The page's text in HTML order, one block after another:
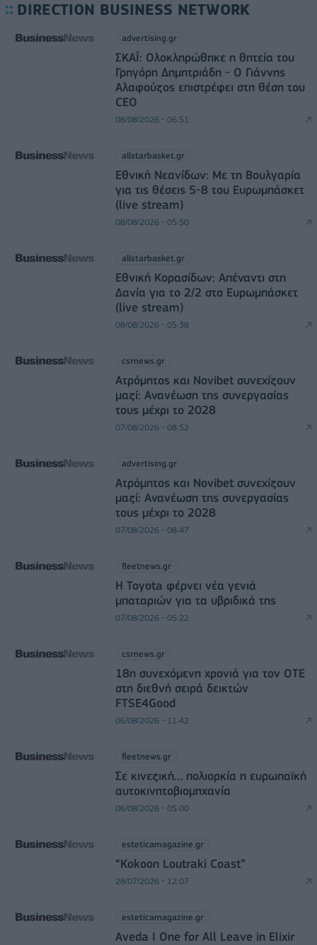
DIRECTION BUSINESS NETWORK
advertising.gr
ΣΚΑΪ: Ολοκληρώθηκε η θητεία του
Γρηγόρη Δημητριάδη - Ο Γιάννης
Αλαφούζος επιστρέφει στη θέση του
CEO
08/08/2026 - 06:51
allstarbasket.gr
Εθνική Νεανίδων: Με τη Βουλγαρία
για τις θέσεις 5-8 του Ευρωμπάσκετ
(live stream)
08/08/2026 - 05:50
allstarbasket.gr
Εθνική Κορασίδων: Απέναντι στη
Δανία για το 2/2 στο Ευρωμπάσκετ
(live stream)
08/08/2026 - 05:38
csrnews.gr
Ατρόμητος και Novibet συνεχίζουν
μαζί: Ανανέωση της συνεργασίας
τους μέχρι το 2028
07/08/2026 - 08:52
advertising.gr
Ατρόμητος και Novibet συνεχίζουν
μαζί: Ανανέωση της συνεργασίας
τους μέχρι το 2028
07/08/2026 - 08:47
fleetnews.gr
Η Toyota φέρνει νέα γενιά
μπαταριών για τα υβριδικά της
07/08/2026 - 05:22
csrnews.gr
18η συνεχόμενη χρονιά για τον ΟΤΕ
στη διεθνή σειρά δεικτών
FTSE4Good
06/08/2026 - 11:42
fleetnews.gr
Σε κινεζική… πολιορκία η ευρωπαϊκή
αυτοκινητοβιομηχανία
06/08/2026 - 05:00
esteticamagazine.gr
“Kokoon Loutraki Coast”
28/07/2026 - 12:07
esteticamagazine.gr
Aveda I One for All Leave in Elixir